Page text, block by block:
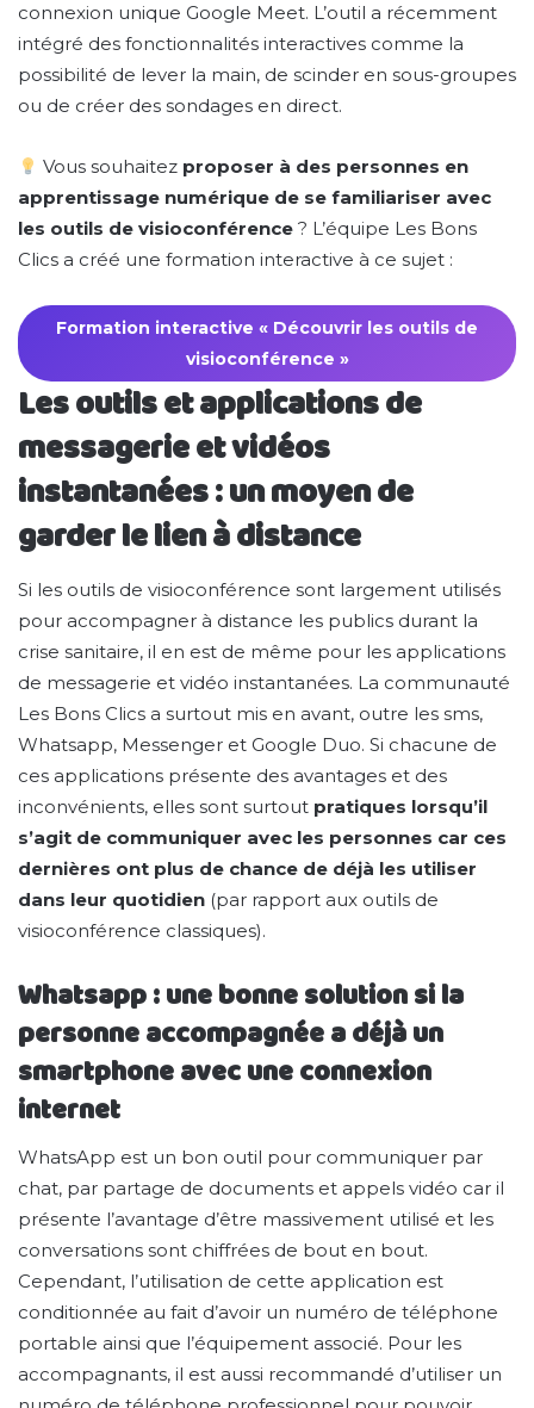
connexion unique Google Meet. L’outil a récemment
intégré des fonctionnalités interactives comme la
possibilité de lever la main, de scinder en sous-groupes
ou de créer des sondages en direct.
Vous souhaitez proposer à des personnes en
apprentissage numérique de se familiariser avec
les outils de visioconférence ? L’équipe Les Bons
Clics a créé une formation interactive à ce sujet :
Formation interactive « Découvrir les outils de
visioconférence »
Les outils et applications de
messagerie et vidéos
instantanées : un moyen de
garder le lien à distance
Si les outils de visioconférence sont largement utilisés
pour accompagner à distance les publics durant la
crise sanitaire, il en est de même pour les applications
de messagerie et vidéo instantanées. La communauté
Les Bons Clics a surtout mis en avant, outre les sms,
Whatsapp, Messenger et Google Duo. Si chacune de
ces applications présente des avantages et des
inconvénients, elles sont surtout pratiques lorsqu’il
s’agit de communiquer avec les personnes car ces
dernières ont plus de chance de déjà les utiliser
dans leur quotidien (par rapport aux outils de
visioconférence classiques).
Whatsapp : une bonne solution si la
personne accompagnée a déjà un
smartphone avec une connexion
internet
WhatsApp est un bon outil pour communiquer par
chat, par partage de documents et appels vidéo car il
présente l’avantage d’être massivement utilisé et les
conversations sont chiffrées de bout en bout.
Cependant, l’utilisation de cette application est
conditionnée au fait d’avoir un numéro de téléphone
portable ainsi que l’équipement associé. Pour les
accompagnants, il est aussi recommandé d’utiliser un